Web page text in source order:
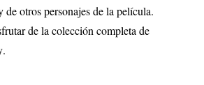
de otros personajes de la película.
de la colección completa de
.